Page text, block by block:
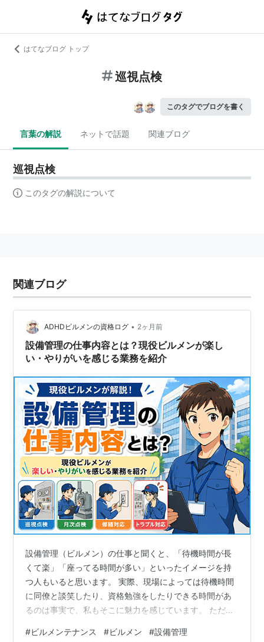
はてなブログ トップ
巡視点検
このタグでブログを書く
言葉の解説 ネットで話題 関連ブログ
巡視点検
このタグの解説について
関連ブログ
ADHDビルメンの資格ログ • 2ヶ月前
設備管理の仕事内容とは？現役ビルメンが楽し
い・やりがいを感じる業務を紹介
設備管理（ビルメン）の仕事と聞くと、「待機時間が長
くて楽」「座ってる時間が多い」といったイメージを持
つ人もいると思います。 実際、現場によっては待機時間
に同僚と談笑したり、資格勉強をしたりできる時間があ
るのは事実で、私もそこに魅力を感じています。 ただ、
で異常を発見した時、修繕対応で設備が正常に動いた
#ビルメンテナンス #ビルメン #設備管理